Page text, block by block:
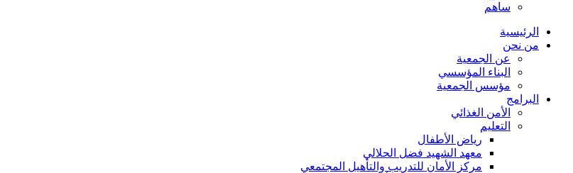
ساهم
الرئيسية
من نحن
عن الجمعية
البناء المؤسسي
مؤسس الجمعية
البرامج
الأمن الغذائي
التعليم
رياض الأطفال
معهد الشهيد فضل الحلالي
مركز الأمان للتدريب والتأهيل المجتمعي